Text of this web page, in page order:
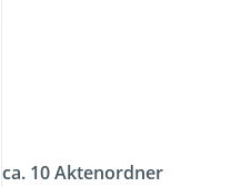
ca. 10 Aktenordner